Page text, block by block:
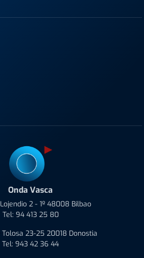
Onda Vasca
2 - 1º 48008 Bilbao
Tel: 94 413 25 80
23-25 20018 Donostia
Tel: 943 42 36 44